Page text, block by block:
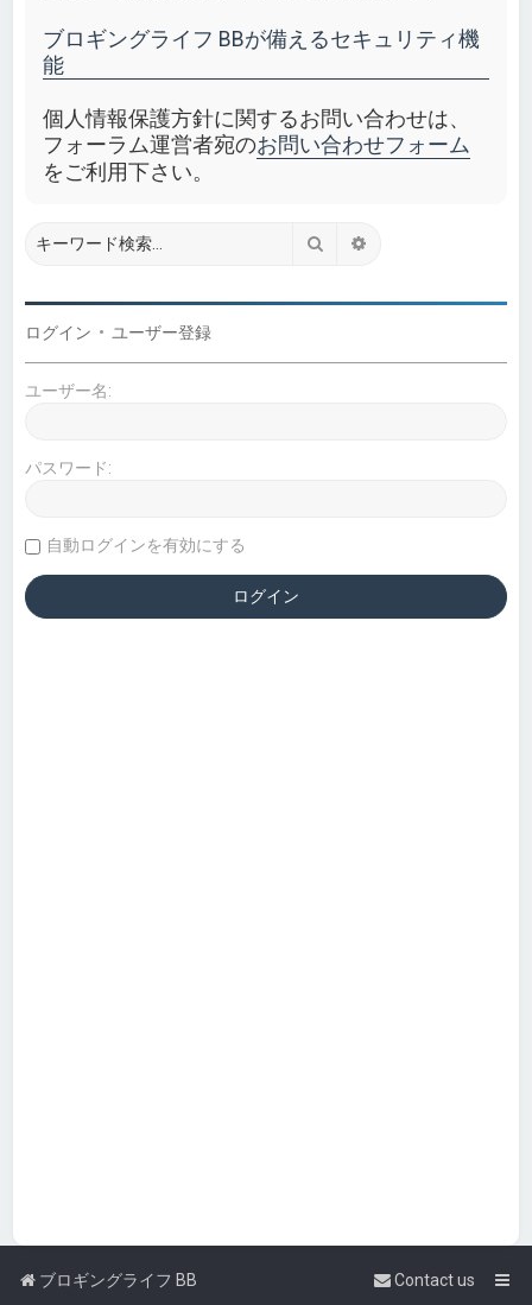
ブロギングライフ BBが備えるセキュリティ機
能
個人情報保護方針に関するお問い合わせは、
フォーラム運営者宛のお問い合わせフォーム
をご利用下さい。
検索
ログイン • ユーザー登録
ユーザー名:
パスワード:
自動ログインを有効にする
ブロギングライフ BB Contact us